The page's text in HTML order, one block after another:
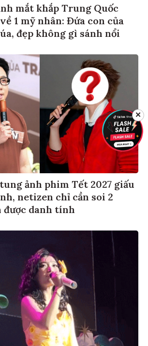
mắt khắp Trung Quốc
1 mỹ nhân: Đứa con của
đẹp không gì sánh nổi
ảnh phim Tết 2027 giấu
netizen chỉ cần soi 2
được danh tính
✕